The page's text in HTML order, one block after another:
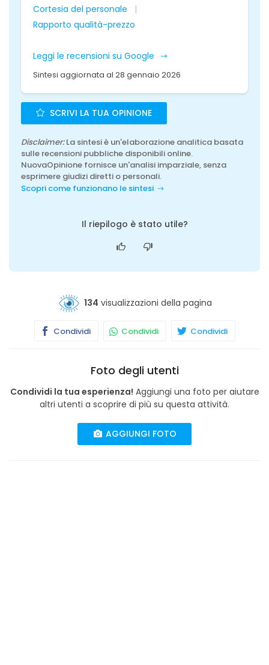
Cortesia del personale
Rapporto qualità-prezzo
Leggi le recensioni su Google
Sintesi aggiornata al 28 gennaio 2026
SCRIVI LA TUA OPINIONE
Disclaimer:La sintesi è un'elaborazione analitica basata
sulle recensioni pubbliche disponibili online.
NuovaOpinione fornisce un'analisi imparziale, senza
esprimere giudizi diretti o personali.
Scopri come funzionano le sintesi
Il riepilogo è stato utile?
134 visualizzazioni della pagina
Condividi Condividi Condividi
Foto degli utenti
Condividi la tua esperienza! Aggiungi una foto per aiutare
altri utenti a scoprire di più su questa attività.
AGGIUNGI FOTO